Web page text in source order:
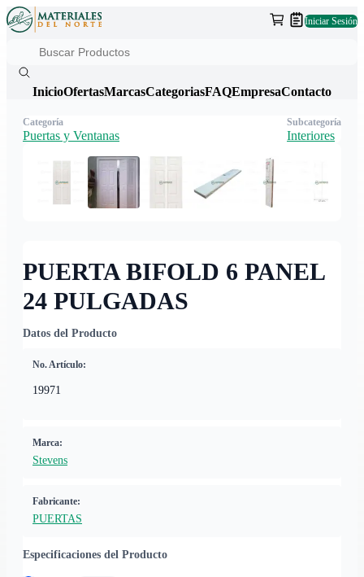
Iniciar Sesión
InicioOfertasMarcasCategoriasFAQEmpresaContacto
PUERTA BIFOLD 6 PANEL
24 PULGADAS
Datos del Producto
No. Artículo:
19971
Marca:
Stevens
Fabricante:
PUERTAS
Especificaciones del Producto
Categoría
Puertas y Ventanas
Subcategoría
Interiores